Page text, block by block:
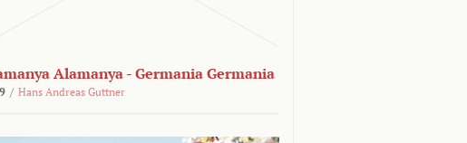
Alamanya - Germania Germania
/ Hans Andreas Guttner